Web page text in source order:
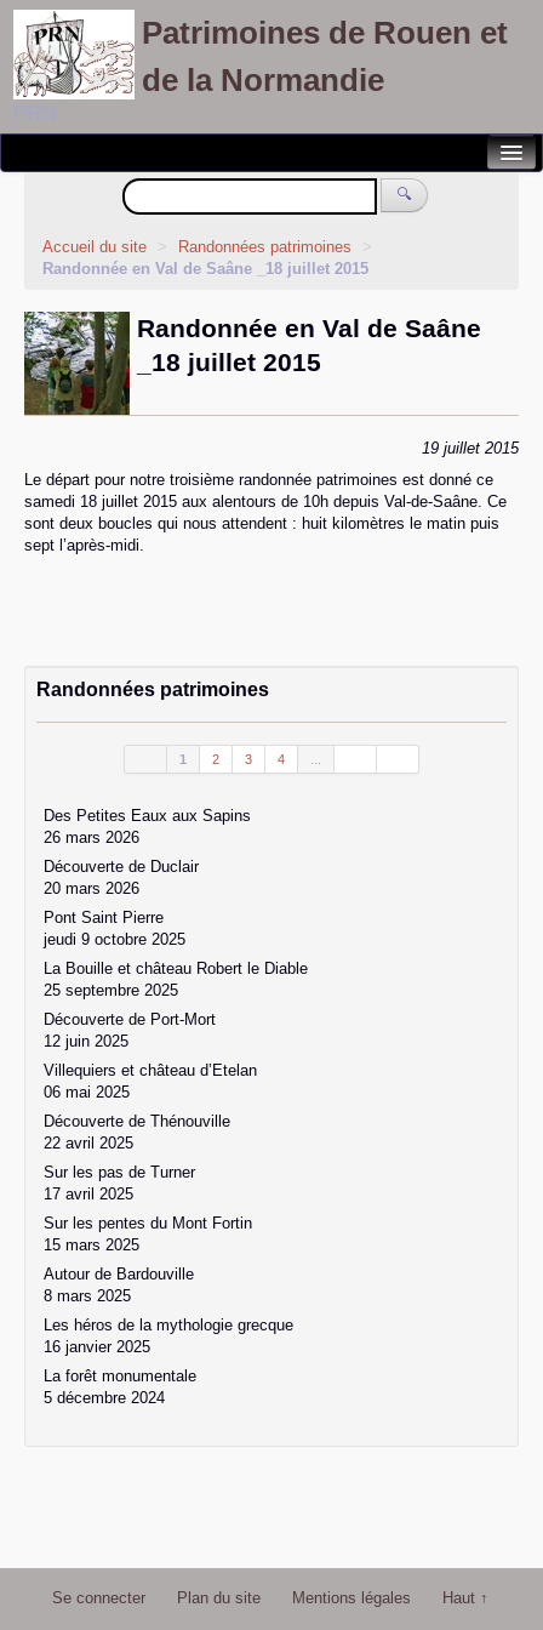
Patrimoines de Rouen et
de la Normandie
PRN
Notre association
Randonnées patrimoines
Balades culturelles
Rallyes pédestres
Adhérents
🔍
Accueil du site > Randonnées patrimoines
>
Randonnée en Val de Saâne _18 juillet 2015
Randonnée en Val de Saâne
_18 juillet 2015
19 juillet 2015
Le départ pour notre troisième randonnée patrimoines est donné ce
samedi 18 juillet 2015 aux alentours de 10h depuis Val-de-Saâne. Ce
sont deux boucles qui nous attendent : huit kilomètres le matin puis
sept l’après-midi.
Randonnées patrimoines
1 2 3 4
Des Petites Eaux aux Sapins
26 mars 2026
Découverte de Duclair
20 mars 2026
Pont Saint Pierre
jeudi 9 octobre 2025
La Bouille et château Robert le Diable
25 septembre 2025
Découverte de Port-Mort
12 juin 2025
Villequiers et château d’Etelan
06 mai 2025
Découverte de Thénouville
22 avril 2025
Sur les pas de Turner
17 avril 2025
Sur les pentes du Mont Fortin
15 mars 2025
Autour de Bardouville
8 mars 2025
Les héros de la mythologie grecque
16 janvier 2025
La forêt monumentale
5 décembre 2024
Se connecter Plan du site Mentions légales Haut ↑